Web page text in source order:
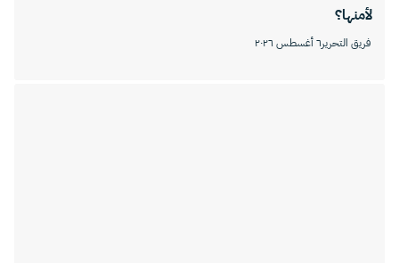
لأمنها؟
فريق التحرير٦ أغسطس ٢٠٢٦